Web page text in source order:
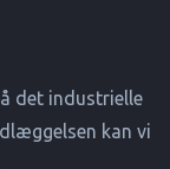
det industrielle
kan vi